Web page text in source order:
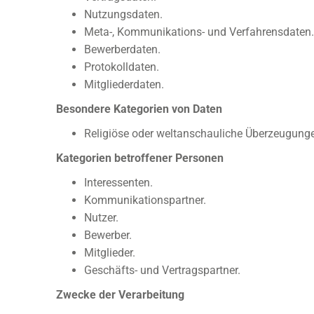
Nutzungsdaten.
Meta-, Kommunikations- und Verfahrensdaten.
Bewerberdaten.
Protokolldaten.
Mitgliederdaten.
Besondere Kategorien von Daten
Religiöse oder weltanschauliche
Kategorien betroffener Personen
Interessenten.
Kommunikationspartner.
Nutzer.
Bewerber.
Mitglieder.
Geschäfts- und Vertragspartner.
Zwecke der Verarbeitung